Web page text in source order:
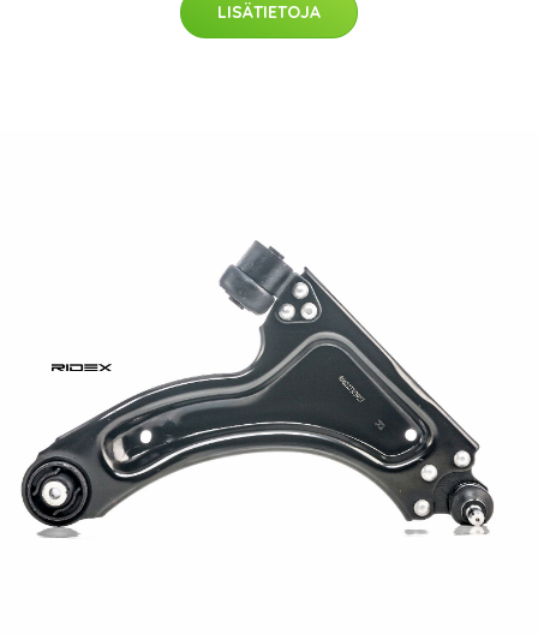
LISÄTIETOJA